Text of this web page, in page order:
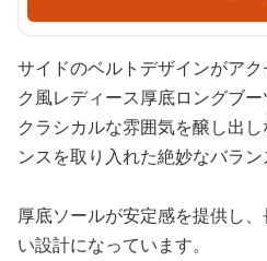
サイドのベルトデザインがア
ク風レディース厚底ロングブー
クラシカルな雰囲気を醸し出
ンスを取り入れた絶妙なバラン
厚底ソールが安定感を提供し
い設計になっています。